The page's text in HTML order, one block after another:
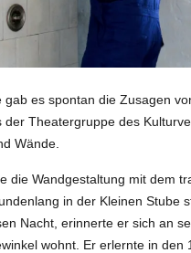
gab es spontan die Zusagen
der Theatergruppe des
Wände.
die Wandgestaltung mit dem
in der Kleinen Stube
Nacht, erinnerte er sich an
wohnt. Er erlernte in